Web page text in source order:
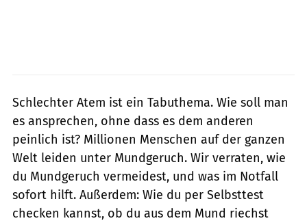
Schlechter Atem ist ein Tabuthema. Wie soll man
es ansprechen, ohne dass es dem anderen
peinlich ist? Millionen Menschen auf der ganzen
Welt leiden unter Mundgeruch. Wir verraten, wie
du Mundgeruch vermeidest, und was im Notfall
sofort hilft. Außerdem: Wie du per Selbsttest
checken kannst, ob du aus dem Mund riechst